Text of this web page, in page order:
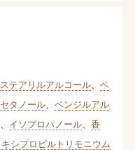
ステアリルアルコール、 ベ
セタノール、 ベンジルアル
イソプロパノール、 香
シプロピルトリモニウム